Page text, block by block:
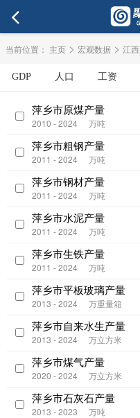
当前位置： 主页 > 宏观数据 > 江西
GDP 人口 工资
萍乡市原煤产量
2010 - 2024 万吨
萍乡市粗钢产量
2011 - 2024 万吨
萍乡市钢材产量
2011 - 2024 万吨
萍乡市水泥产量
2011 - 2024 万吨
萍乡市生铁产量
2011 - 2024 万吨
萍乡市平板玻璃产量
2013 - 2024 万重量箱
萍乡市自来水生产量
2013 - 2024 万立方米
萍乡市煤气产量
2020 - 2024 万立方米
萍乡市石灰石产量
2013 - 2023 万吨